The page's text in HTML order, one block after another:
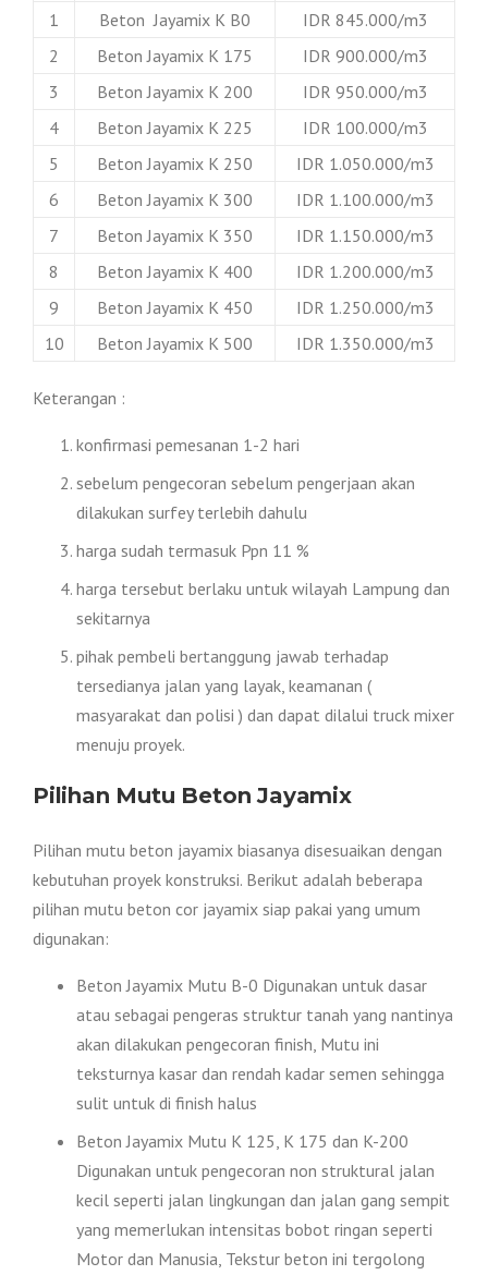
1 Beton Jayamix K B0
IDR 845.000/m3
2
Beton Jayamix K 175
IDR 900.000/m3
3
Beton Jayamix K 200
IDR 950.000/m3
4
Beton Jayamix K 225
IDR 100.000/m3
5
Beton Jayamix K 250
IDR 1.050.000/m3
6
Beton Jayamix K 300
IDR 1.100.000/m3
7
Beton Jayamix K 350
IDR 1.150.000/m3
8
Beton Jayamix K 400
IDR 1.200.000/m3
9
Beton Jayamix K 450
IDR 1.250.000/m3
10
Beton Jayamix K 500 IDR 1.350.000/m3
Keterangan :
konfirmasi pemesanan 1-2 hari
sebelum pengecoran sebelum pengerjaan akan
dilakukan surfey terlebih dahulu
harga sudah termasuk Ppn 11 %
harga tersebut berlaku untuk wilayah Lampung dan
sekitarnya
pihak pembeli bertanggung jawab terhadap
tersedianya jalan yang layak, keamanan (
masyarakat dan polisi ) dan dapat dilalui truck mixer
menuju proyek.
Pilihan Mutu Beton Jayamix
Pilihan mutu beton jayamix biasanya disesuaikan dengan
kebutuhan proyek konstruksi. Berikut adalah beberapa
pilihan mutu beton cor jayamix siap pakai yang umum
digunakan:
Beton Jayamix Mutu B-0 Digunakan untuk dasar
atau sebagai pengeras struktur tanah yang nantinya
akan dilakukan pengecoran finish, Mutu ini
teksturnya kasar dan rendah kadar semen sehingga
sulit untuk di finish halus
Beton Jayamix Mutu K 125, K 175 dan K-200
Digunakan untuk pengecoran non struktural jalan
kecil seperti jalan lingkungan dan jalan gang sempit
yang memerlukan intensitas bobot ringan seperti
Motor dan Manusia, Tekstur beton ini tergolong